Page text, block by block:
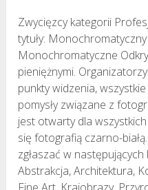
Zwycięzcy kategorii
tytuły:
Monochromatyczne
pieniężnymi.
punkty widzenia,
pomysły związane z
jest otwarty dla
się fotografią czarno-
zgłaszać w
Abstrakcja, Architektura,